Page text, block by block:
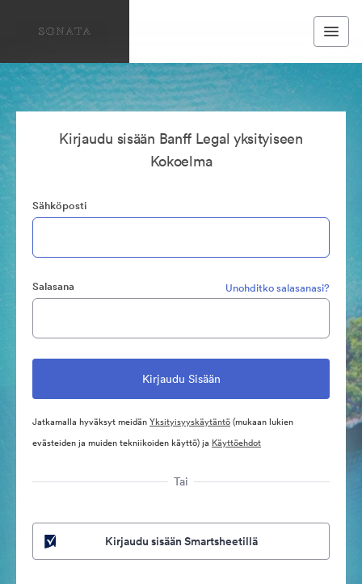
Kirjaudu sisään Banff Legal yksityiseen
Kokoelma
Sähköposti
Salasana Unohditko salasanasi?
Jatkamalla hyväksyt meidänYksityisyyskäytäntö(mukaan lukien
evästeiden ja muiden tekniikoiden käyttö) ja Käyttöehdot
Tai
Kirjaudu sisään Smartsheetillä